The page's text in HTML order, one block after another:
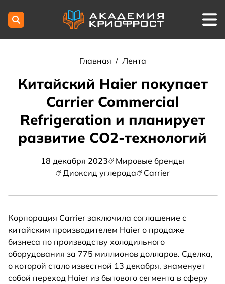
Главная / Лента
Китайский Haier покупает
Carrier Commercial
Refrigeration и планирует
развитие СО2-технологий
18 декабря 2023
Мировые бренды
Диоксид углерода
Carrier
Корпорация Carrier заключила соглашение с
китайским производителем Haier о продаже
бизнеса по производству холодильного
оборудования за 775 миллионов долларов. Сделка,
о которой стало известной 13 декабря, знаменует
собой переход Haier из бытового сегмента в сферу